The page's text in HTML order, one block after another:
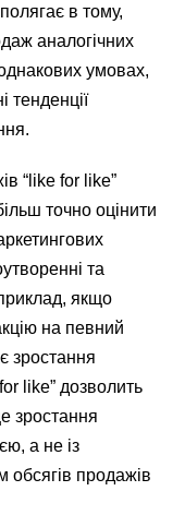
в тому,
аналогічних
умовах,
тенденції
“like for like”
точно оцінити
та
якщо
на певний
зростання
like” дозволить
зростання
а не із
обсягів продажів